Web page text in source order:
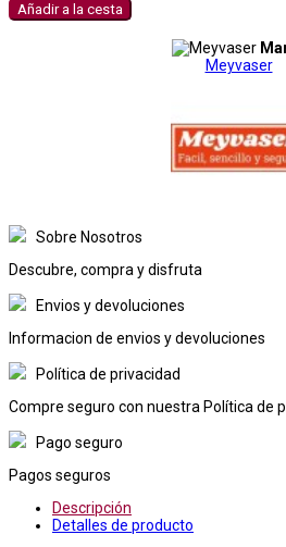
Añadir a la cesta
Meyvaser
Sobre Nosotros
Descubre, compra y disfruta
Envios y devoluciones
Informacion de envios y devoluciones
Política de privacidad
Compre seguro con nuestra Política de
Pago seguro
Pagos seguros
Descripción
Detalles de producto